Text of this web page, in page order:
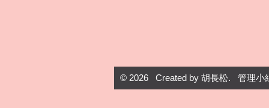
© 2026 Created by 胡長松. 管理小